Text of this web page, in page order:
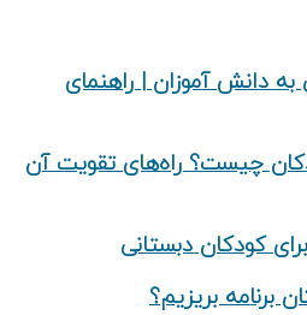
دانش‌ آموزان | راهنمای
چیست؟ راه‌های تقویت آن
برنامه بریزیم؟